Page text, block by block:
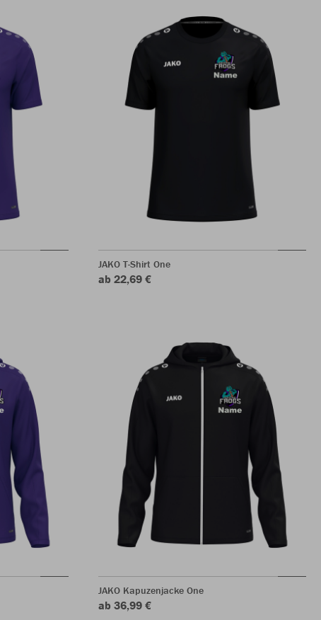
JAKO T-Shirt One
ab 22,69 €
JAKO Kapuzenjacke One
ab 36,99 €